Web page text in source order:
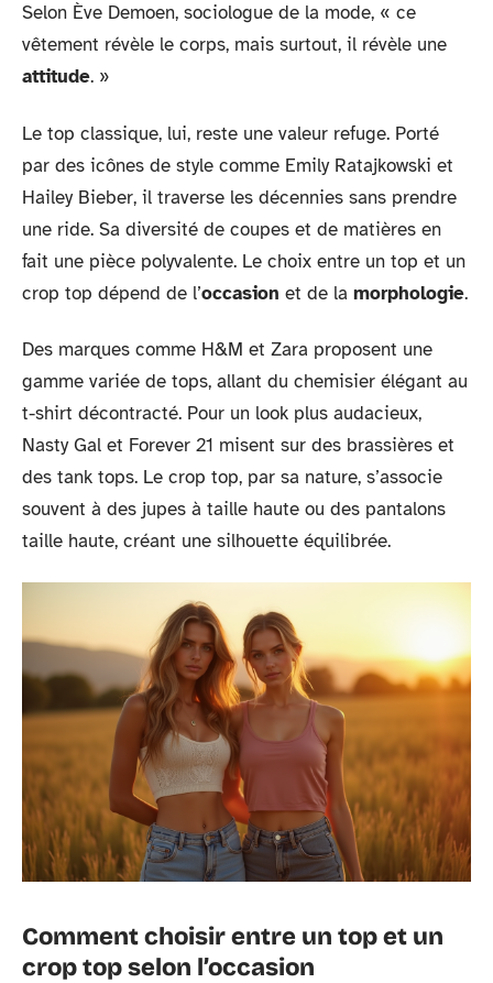
Selon Ève Demoen, sociologue de la mode, « ce
vêtement révèle le corps, mais surtout, il révèle une
attitude. »
Le top classique, lui, reste une valeur refuge. Porté
par des icônes de style comme Emily Ratajkowski et
Hailey Bieber, il traverse les décennies sans prendre
une ride. Sa diversité de coupes et de matières en
fait une pièce polyvalente. Le choix entre un top et un
crop top dépend de l’occasion et de la morphologie.
Des marques comme H&M et Zara proposent une
gamme variée de tops, allant du chemisier élégant au
t-shirt décontracté. Pour un look plus audacieux,
Nasty Gal et Forever 21 misent sur des brassières et
des tank tops. Le crop top, par sa nature, s’associe
souvent à des jupes à taille haute ou des pantalons
taille haute, créant une silhouette équilibrée.
Comment choisir entre un top et un
crop top selon l’occasion